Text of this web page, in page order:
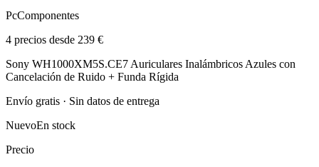
PcComponentes
4 precios desde 239 €
Sony WH1000XM5S.CE7 Auriculares Inalámbricos Azules con
Cancelación de Ruido + Funda Rígida
Envío gratis · Sin datos de entrega
NuevoEn stock
Precio